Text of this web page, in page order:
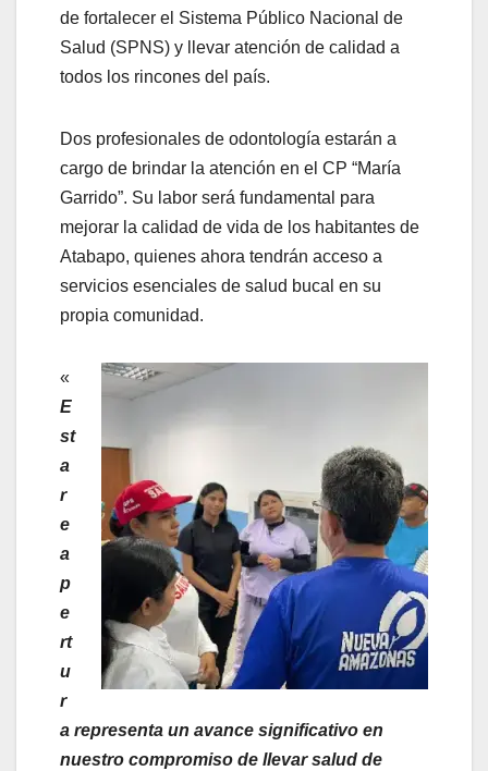
de fortalecer el Sistema Público Nacional de
Salud (SPNS) y llevar atención de calidad a
todos los rincones del país.
Dos profesionales de odontología estarán a
cargo de brindar la atención en el CP “María
Garrido”. Su labor será fundamental para
mejorar la calidad de vida de los habitantes de
Atabapo, quienes ahora tendrán acceso a
servicios esenciales de salud bucal en su
propia comunidad.
«
E
st
a
r
e
a
p
e
rt
u
r
a representa un avance significativo en
nuestro compromiso de llevar salud de